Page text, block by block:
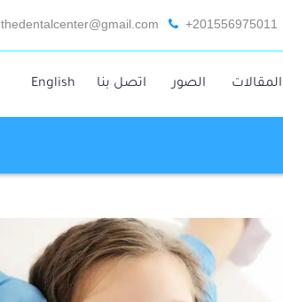
+201556975011
thedentalcenter@gmail.com
المقالات الصور اتصل بنا English